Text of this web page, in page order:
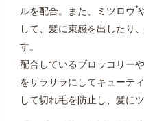
ルを配合。また、ミツロウ*
して、髪に束感を出したり
す。
配合しているブロッコリー
をサラサラにしてキューテ
して切れ毛を防止し、髪に